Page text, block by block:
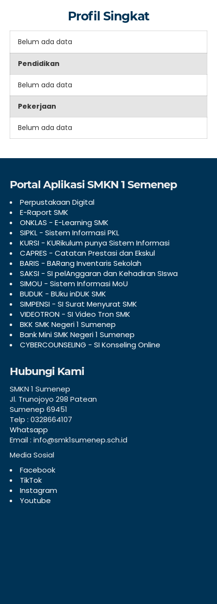
Profil Singkat
Belum ada data
Pendidikan
Belum ada data
Pekerjaan
Belum ada data
Portal Aplikasi SMKN 1 Semenep
Perpustakaan Digital
E-Raport SMK
ONKLAS - E-Learning SMK
SIPKL - Sistem Informasi PKL
KURSI - KURikulum punya Sistem Informasi
CAPRES - Catatan Prestasi dan Ekskul
BARIS - BARang Inventaris Sekolah
SAKSI - SI pelAnggaran dan Kehadiran SIswa
SIMOU - Sistem Informasi MoU
BUDUK - BUku inDUK SMK
SIMPENSI - SI Surat Menyurat SMK
VIDEOTRON - SI Video Tron SMK
BKK SMK Negeri 1 Sumenep
Bank Mini SMK Negeri 1 Sumenep
CYBERCOUNSELING - SI Konseling Online
Hubungi Kami
SMKN 1 Sumenep
Jl. Trunojoyo 298 Patean
Sumenep 69451
Telp : 0328664107
Whatsapp
Email : info@smk1sumenep.sch.id
Media Sosial
Facebook
TikTok
Instagram
Youtube